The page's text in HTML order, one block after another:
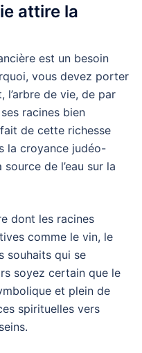
attire la
est un besoin
vous devez porter
l’arbre de vie, de par
racines bien
de cette richesse
la croyance judéo-
de l’eau sur la
dont les racines
comme le vin, le
souhaits qui se
soyez certain que le
et plein de
spirituelles vers